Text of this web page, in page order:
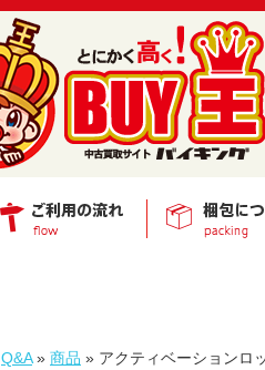
Q&A» 商品 » アクティベーションロ